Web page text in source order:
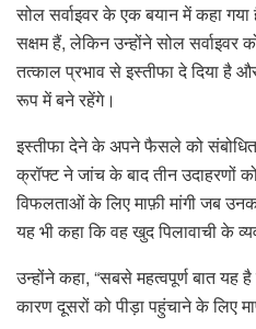
सोल सर्वाइवर के एक बयान में कहा
सक्षम हैं, लेकिन उन्होंने सोल
तत्काल प्रभाव से इस्तीफा दे दिया है
रूप में बने रहेंगे।
इस्तीफा देने के अपने फैसले को
क्रॉफ्ट ने जांच के बाद तीन उदाहरणों
विफलताओं के लिए माफ़ी मांगी जब
यह भी कहा कि वह खुद पिलावाची के
उन्होंने कहा, “सबसे महत्वपूर्ण बात यह
कारण दूसरों को पीड़ा पहुंचाने के लिए